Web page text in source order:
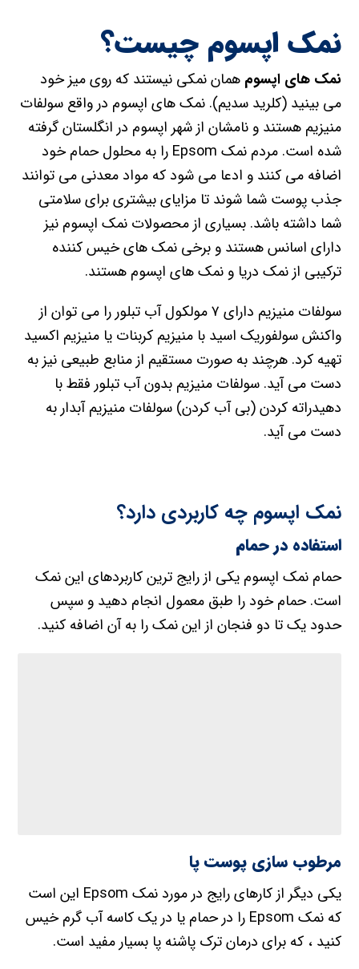
نمک اپسوم چیست؟
نمک های اپسوم همان نمکی نیستند که روی میز خود
می بینید (کلرید سدیم). نمک های اپسوم در واقع سولفات
منیزیم هستند و نامشان از شهر اپسوم در انگلستان گرفته
شده است. مردم نمک Epsom را به محلول حمام خود
اضافه می کنند و ادعا می شود که مواد معدنی می توانند
جذب پوست شما شوند تا مزایای بیشتری برای سلامتی
شما داشته باشد. بسیاری از محصولات نمک اپسوم نیز
دارای اسانس هستند و برخی نمک های خیس کننده
ترکیبی از نمک دریا و نمک های اپسوم هستند.
سولفات منیزیم دارای ۷ مولکول آب تبلور را می توان از
واکنش سولفوریک اسید با منیزیم کربنات یا منیزیم اکسید
تهیه کرد. هرچند به صورت مستقیم از منابع طبیعی نیز به
دست می آید. سولفات منیزیم بدون آب تبلور فقط با
دهیدراته کردن (بی آب کردن) سولفات منیزیم آبدار به
دست می آید.
نمک اپسوم چه کاربردی دارد؟
استفاده در حمام
حمام نمک اپسوم یکی از رایج ترین کاربردهای این نمک
است. حمام خود را طبق معمول انجام دهید و سپس
حدود یک تا دو فنجان از این نمک را به آن اضافه کنید.
مرطوب سازی پوست پا
یکی دیگر از کارهای رایج در مورد نمک Epsom این است
که نمک Epsom را در حمام یا در یک کاسه آب گرم خیس
کنید ، که برای درمان ترک پاشنه پا بسیار مفید است.